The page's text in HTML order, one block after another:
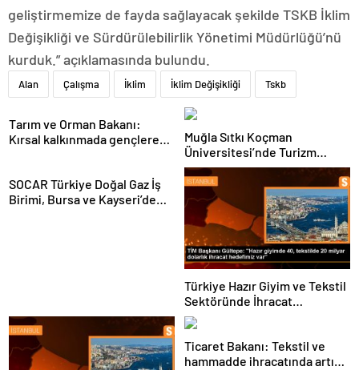
geliştirmemize de fayda sağlayacak şekilde TSKB İklim
Değişikliği ve Sürdürülebilirlik Yönetimi Müdürlüğü’nü
kurduk.” açıklamasında bulundu.
Alan Çalışma İklim İklim Değişikliği Tskb
Tarım ve Orman Bakanı:
Kırsal kalkınmada gençlere
Muğla Sıtkı Koçman
Üniversitesi’nde Turizm
Sektörü ve Öğrenciler
Buluştu
SOCAR Türkiye Doğal Gaz İş
Birimi, Bursa ve Kayseri’de
Türkiye Hazır Giyim ve Tekstil
Sektöründe İhracat
Hedeflerini Açıkladı
Ticaret Bakanı: Tekstil ve
hammadde ihracatında artış